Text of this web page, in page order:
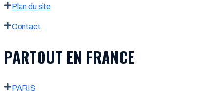
Plan du site
Contact
PARTOUT EN FRANCE
PARIS